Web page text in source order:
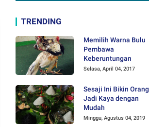
TRENDING
Memilih Warna Bulu
Pembawa
Keberuntungan
Selasa, April 04, 2017
Sesaji Ini Bikin Orang
Jadi Kaya dengan
Mudah
Minggu, Agustus 04, 2019